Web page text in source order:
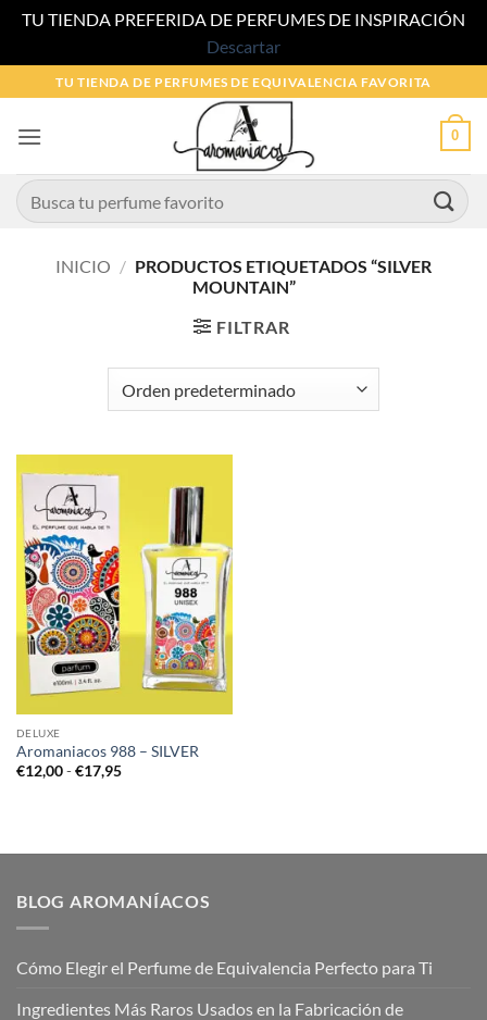
TU TIENDA PREFERIDA DE PERFUMES DE INSPIRACIÓN
Descartar
al
contenido
TU TIENDA DE PERFUMES DE EQUIVALENCIA FAVORITA
0
Buscar
por:
INICIO / PRODUCTOS ETIQUETADOS “SILVER
MOUNTAIN”
FILTRAR
DELUXE
Aromaniacos 988 – SILVER
€12,00 - €17,95Rango
€17,95
BLOG AROMANÍACOS
Cómo Elegir el Perfume de Equivalencia Perfecto para Ti
Ingredientes Más Raros Usados en la Fabricación de